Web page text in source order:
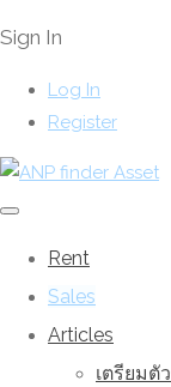
Sign In
Log In
Register
Rent
Sales
Articles
เตรียมตั